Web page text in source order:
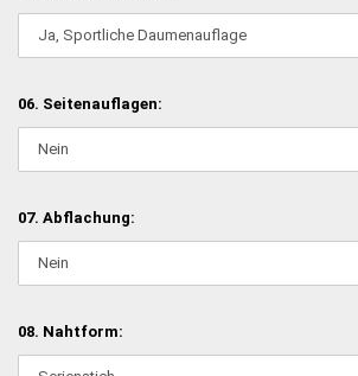
06. Seitenauflagen:
07. Abflachung:
08. Nahtform: